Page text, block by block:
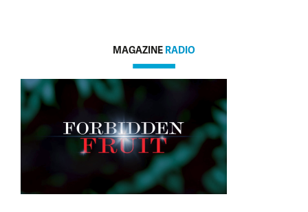
MAGAZINE RADIO